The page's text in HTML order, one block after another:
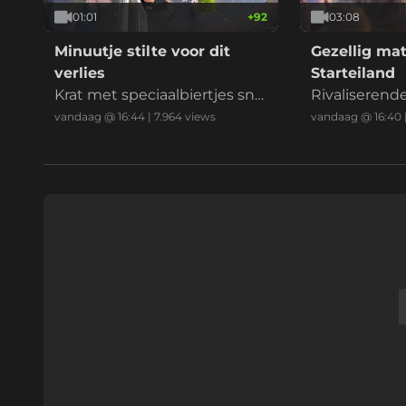
01:01 +92
Minuutje stilte voor dit
verlies
Krat met speciaalbiertjes sne
uvelt vlak voordat vakantie o
vandaag @ 16:44 | 7.964 views
03:08
Gezellig
Starteiland
Friese
vandaag @ 16:40|